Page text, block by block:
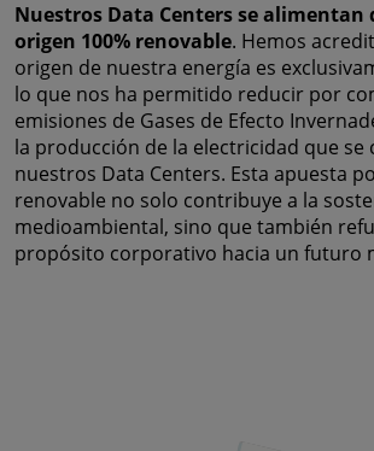
Nuestros Data Centers se alimentan
origen 100% renovable. Hemos
origen de nuestra energía es
lo que nos ha permitido reducir por
emisiones de Gases de Efecto
la producción de la electricidad que se
nuestros Data Centers. Esta apuesta
renovable no solo contribuye a la
medioambiental, sino que también
propósito corporativo hacia un futuro